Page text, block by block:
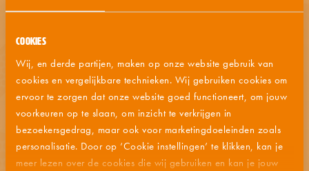
Cookies
Wij, en derde partijen, maken op onze website gebruik van
cookies en vergelijkbare technieken. Wij gebruiken cookies om
ervoor te zorgen dat onze website goed functioneert, om jouw
voorkeuren op te slaan, om inzicht te verkrijgen in
bezoekersgedrag, maar ook voor marketingdoeleinden zoals
personalisatie. Door op ‘Cookie instellingen’ te klikken, kan je
meer lezen over de cookies die wij gebruiken en kan je jouw
BEREIDINGSWIJZEN
INGREDIËNTENLIJST
ALLERGENEN
VOEDINGSWAARDEN